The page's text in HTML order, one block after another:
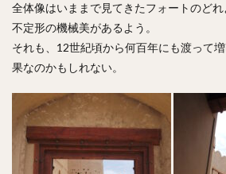
全体像はいままで見てきたフォートのど
不定形の機械美があるよう。
それも、12世紀頃から何百年にも渡って
果なのかもしれない。